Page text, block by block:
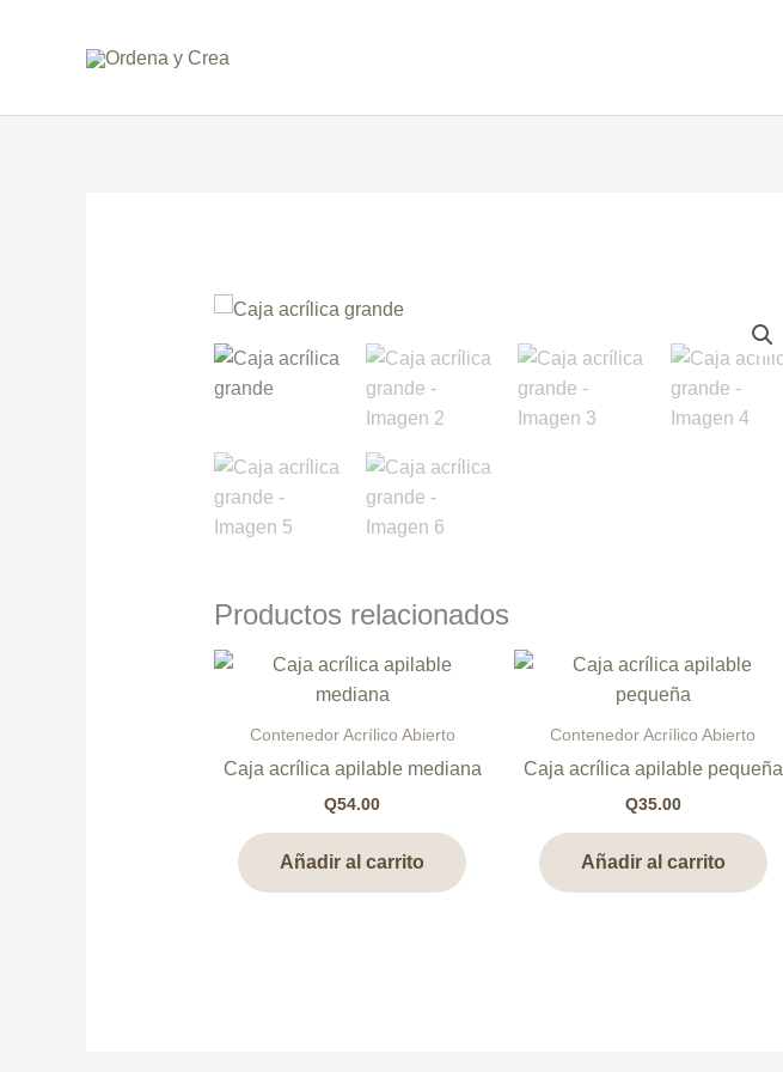
Productos relacionados
Contenedor Acrílico Abierto
Caja acrílica apilable mediana
Q54.00
Añadir al carrito
Contenedor Acrílico Abierto
Caja acrílica apilable pequeña
Q35.00
Añadir al carrito